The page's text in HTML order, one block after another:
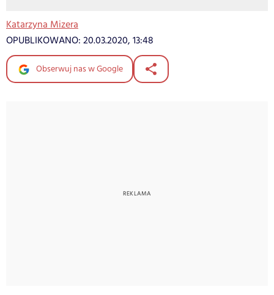
Katarzyna Mizera
OPUBLIKOWANO: 20.03.2020, 13:48
Obserwuj nas w Google